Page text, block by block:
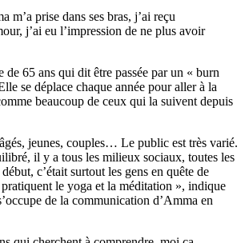
m’a prise dans ses bras, j’ai reçu
j’ai eu l’impression de ne plus avoir
de 65 ans qui dit être passée par un « burn
se déplace chaque année pour aller à la
beaucoup de ceux qui la suivent depuis
jeunes, couples… Le public est très varié.
il y a tous les milieux sociaux, toutes les
c’était surtout les gens en quête de
le yoga et la méditation », indique
de la communication d’Amma en